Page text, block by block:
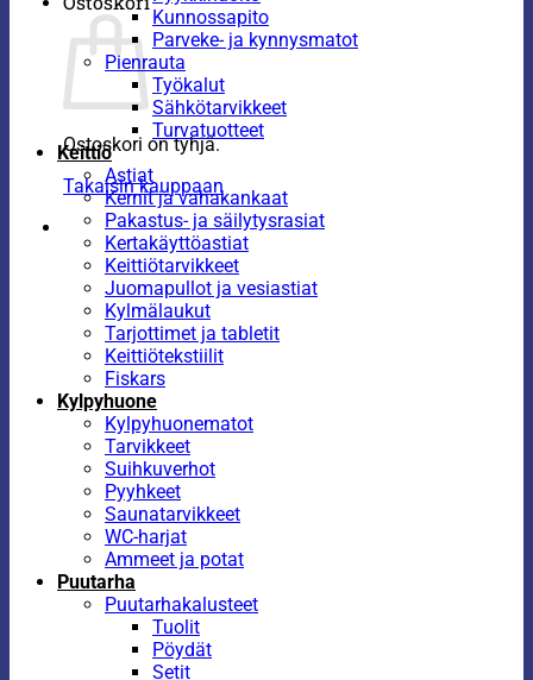
Ostoskori on tyhjä.
Takaisin kauppaan
Kunnossapito
Parveke- ja kynnysmatot
Pienrauta
Työkalut
Sähkötarvikkeet
Turvatuotteet
Keittiö
Astiat
Kernit ja vahakankaat
Pakastus- ja säilytysrasiat
Kertakäyttöastiat
Keittiötarvikkeet
Juomapullot ja vesiastiat
Kylmälaukut
Tarjottimet ja tabletit
Keittiötekstiilit
Fiskars
Kylpyhuone
Kylpyhuonematot
Tarvikkeet
Suihkuverhot
Pyyhkeet
Saunatarvikkeet
WC-harjat
Ammeet ja potat
Puutarha
Puutarhakalusteet
Tuolit
Pöydät
Setit